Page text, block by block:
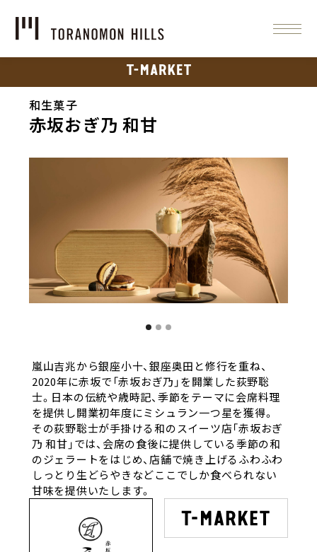
和生菓子
赤坂おぎ乃 和甘
嵐山吉兆から銀座小十、銀座奥田と修行を重ね、
2020年に赤坂で「赤坂おぎ乃」を開業した荻野聡
士。日本の伝統や歳時記、季節をテーマに会席料理
を提供し開業初年度にミシュラン一つ星を獲得。
その荻野聡士が手掛ける和のスイーツ店「赤坂おぎ
乃 和甘」では、会席の食後に提供している季節の和
のジェラートをはじめ、店舗で焼き上げるふわふわ
しっとり生どらやきなどここでしか食べられない
甘味を提供いたします。